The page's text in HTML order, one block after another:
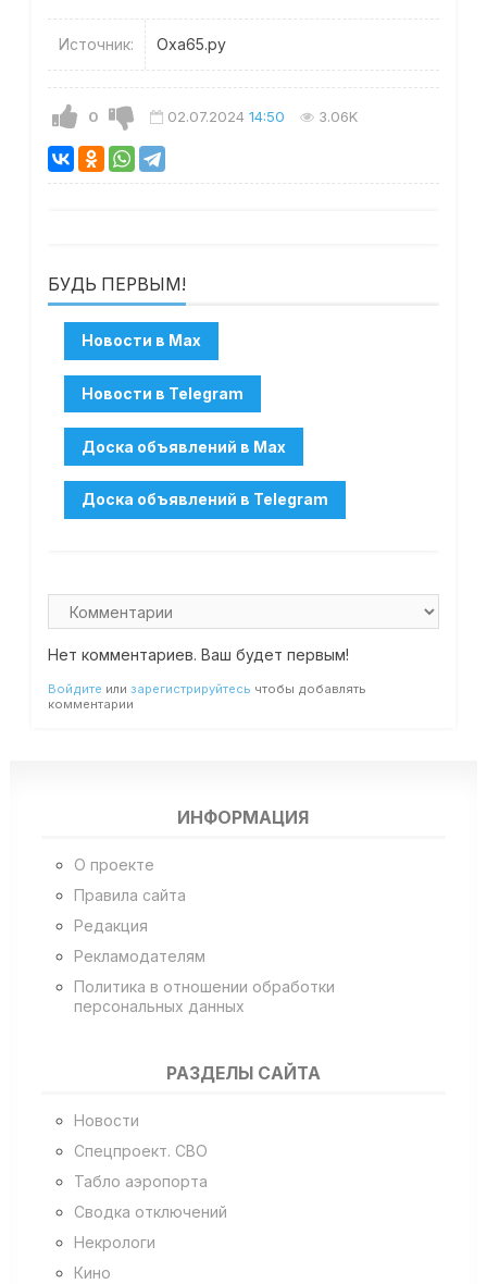
Источник: Оха65.ру
0 02.07.2024 14:50 3.06K
БУДЬ ПЕРВЫМ!
Нет комментариев. Ваш будет первым!
Войдите или зарегистрируйтесь чтобы добавлять
комментарии
ИНФОРМАЦИЯ
О проекте
Правила сайта
Редакция
Рекламодателям
Политика в отношении обработки
персональных данных
РАЗДЕЛЫ САЙТА
Новости
Спецпроект. СВО
Табло аэропорта
Сводка отключений
Некрологи
Кино